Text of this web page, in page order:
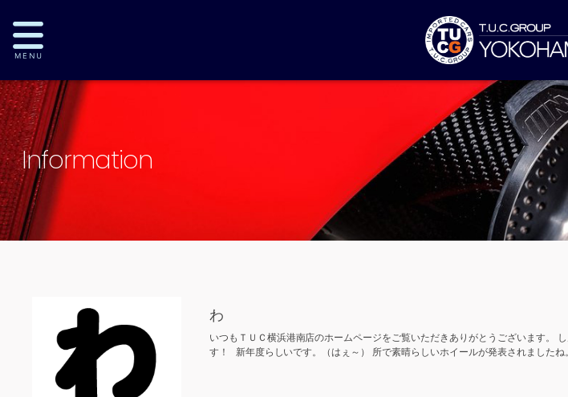
Information
わ
いつもＴＵＣ横浜港南店のホームページをご覧いただきありがとうございます。
す！ 新年度らしいです。（はぇ～） 所で素晴らしいホイールが発表されました